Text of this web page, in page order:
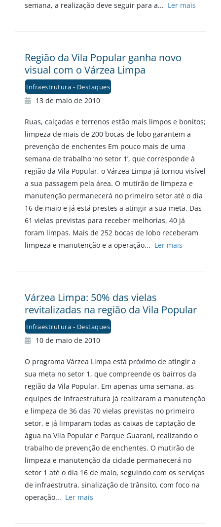
semana, a realização deve seguir para a... Ler mais
Região da Vila Popular ganha novo
visual com o Várzea Limpa
Infraestrutura - Destaques
13 de maio de 2010
Ruas, calçadas e terrenos estão mais limpos e bonitos;
limpeza de mais de 200 bocas de lobo garantem a
prevenção de enchentes Em pouco mais de uma
semana de trabalho ‘no setor 1’, que corresponde à
região da Vila Popular, o Várzea Limpa já tornou visível
a sua passagem pela área. O mutirão de limpeza e
manutenção permanecerá no primeiro setor até o dia
16 de maio e já está prestes a atingir a sua meta. Das
61 vielas previstas para receber melhorias, 40 já
foram limpas. Mais de 252 bocas de lobo receberam
limpeza e manutenção e a operação... Ler mais
Várzea Limpa: 50% das vielas
revitalizadas na região da Vila Popular
Infraestrutura - Destaques
10 de maio de 2010
O programa Várzea Limpa está próximo de atingir a
sua meta no setor 1, que compreende os bairros da
região da Vila Popular. Em apenas uma semana, as
equipes de infraestrutura já realizaram a manutenção
e limpeza de 36 das 70 vielas previstas no primeiro
setor, e já limparam todas as caixas de captação de
água na Vila Popular e Parque Guarani, realizando o
trabalho de prevenção de enchentes. O mutirão de
limpeza e manutenção da cidade permanecerá no
setor 1 até o dia 16 de maio, seguindo com os serviços
de infraestrutra, sinalização de trânsito, com foco na
operação... Ler mais